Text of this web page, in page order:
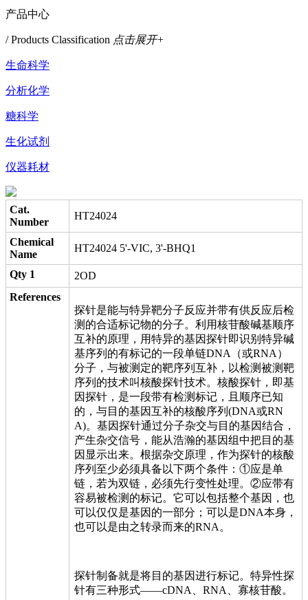
产品中心
/ Products Classification 点击展开+
生命科学
分析化学
糖科学
生化试剂
仪器耗材
Cat.
Number
HT24024
Chemical
Name
HT24024 5'-VIC, 3'-BHQ1
Qty 1
2OD
References
探针是能与特异靶分子反应并带有供反应后检
测的合适标记物的分子。利用核苷酸碱基顺序
互补的原理，用特异的基因探针即识别特异碱
基序列的有标记的一段单链DNA（或RNA）
分子，与被测定的靶序列互补，以检测被测靶
序列的技术叫核酸探针技术。核酸探针，即基
因探针，是一段带有检测标记，且顺序已知
的，与目的基因互补的核酸序列(DNA或RN
A)。基因探针通过分子杂交与目的基因结合，
产生杂交信号，能从浩瀚的基因组中把目的基
因显示出来。根据杂交原理，作为探针的核酸
序列至少必须具备以下两个条件：①应是单
链，若为双链，必须先行变性处理。②应带有
容易被检测的标记。它可以包括整个基因，也
可以仅仅是基因的一部分；可以是DNA本身，
也可以是由之转录而来的RNA。
探针制备就是将目的基因进行标记。特异性探
针有三种形式——cDNA、RNA、寡核苷酸。